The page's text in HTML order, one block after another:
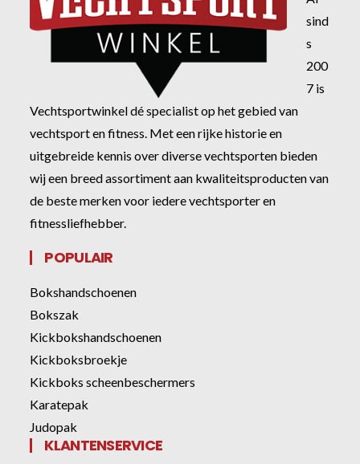
sind
s
200
7 is
Vechtsportwinkel dé specialist op het gebied van
vechtsport en fitness. Met een rijke historie en
uitgebreide kennis over diverse vechtsporten bieden
wij een breed assortiment aan kwaliteitsproducten van
de beste merken voor iedere vechtsporter en
fitnessliefhebber.
POPULAIR
Bokshandschoenen
Bokszak
Kickbokshandschoenen
Kickboksbroekje
Kickboks scheenbeschermers
Karatepak
Judopak
KLANTENSERVICE